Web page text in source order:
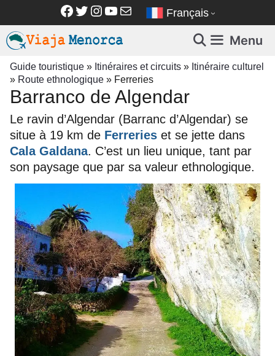
contenu
Facebook
Twitter
Instagram
YouTube
E-mail Français
Menu
Guide touristique » Itinéraires et circuits » Itinéraire culturel
» Route ethnologique » Ferreries
Barranco de Algendar
Le ravin d’Algendar (Barranc d’Algendar) se
situe à 19 km de Ferreries et se jette dans
Cala Galdana. C’est un lieu unique, tant par
son paysage que par sa valeur ethnologique.